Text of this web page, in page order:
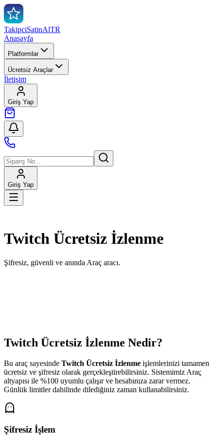
TakipciSatinAlTR
Anasayfa
Platformlar
Ücretsiz Araçlar
İletişim
Giriş Yap
Giriş Yap
Twitch Ücretsiz İzlenme
Şifresiz, güvenli ve anında Araç aracı.
Gönderimi Başlat
Twitch Ücretsiz İzlenme Nedir?
Bu araç sayesinde Twitch Ücretsiz İzlenme işlemlerinizi tamamen
ücretsiz ve şifresiz olarak gerçekleştirebilirsiniz. Sistemimiz Araç
altyapısı ile %100 uyumlu çalışır ve hesabınıza zarar vermez.
Günlük limitler dahilinde dilediğiniz zaman kullanabilirsiniz.
Şifresiz İşlem